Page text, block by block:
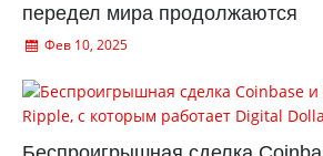
передел мира продолжаются
Фев 10, 2025